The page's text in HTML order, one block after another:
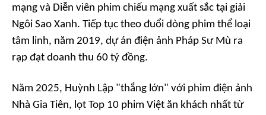
mạng và Diễn viên phim chiếu mạng xuất sắc tại giải
Ngôi Sao Xanh. Tiếp tục theo đuổi dòng phim thể loại
tâm linh, năm 2019, dự án điện ảnh Pháp Sư Mù ra
rạp đạt doanh thu 60 tỷ đồng.
Năm 2025, Huỳnh Lập "thắng lớn" với phim điện ảnh
Nhà Gia Tiên, lọt Top 10 phim Việt ăn khách nhất từ